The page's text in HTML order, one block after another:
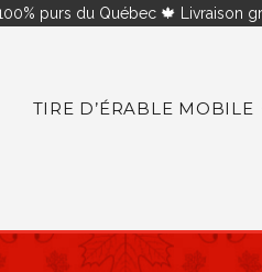
purs du Québec 🍁 Livraison
TIRE D’ÉRABLE MOBILE